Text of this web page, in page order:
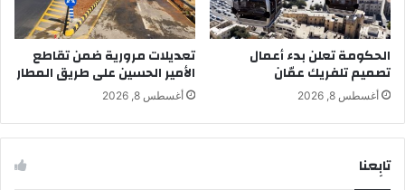
الحكومة تعلن بدء أعمال
تصميم تلفريك عمّان
أغسطس 8, 2026
تعديلات مرورية ضمن تقاطع
الأمير الحسين على طريق المطار
أغسطس 8, 2026
تابِعنا